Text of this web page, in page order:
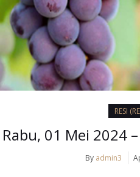
RESI
Rabu, 01 Mei 2024
By admin3